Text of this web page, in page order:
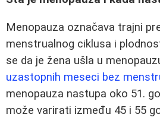
Menopauza označava trajni
menstrualnog ciklusa i
se da je žena ušla u
uzastopnih meseci bez
menopauza nastupa oko 51.
može varirati između 45 i 55